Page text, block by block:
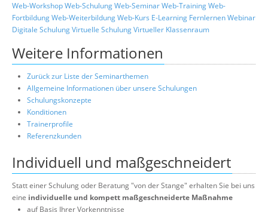
Web-WorkshopWeb-SchulungWeb-SeminarWeb-TrainingWeb-
FortbildungWeb-WeiterbildungWeb-Kurs E-Learning FernlernenWebinar
Digitale SchulungVirtuelle SchulungVirtueller Klassenraum
Weitere Informationen
Zurück zur Liste der Seminarthemen
Allgemeine Informationen über unsere Schulungen
Schulungskonzepte
Konditionen
Trainerprofile
Referenzkunden
Individuell und maßgeschneidert
Statt einer Schulung oder Beratung "von der Stange" erhalten Sie bei uns
eine individuelle und kompett maßgeschneiderte Maßnahme
auf Basis Ihrer Vorkenntnisse